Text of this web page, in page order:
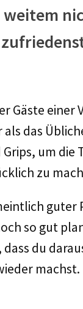
Gäste
das
um die
zu
guter
so gut
dass du
machst.